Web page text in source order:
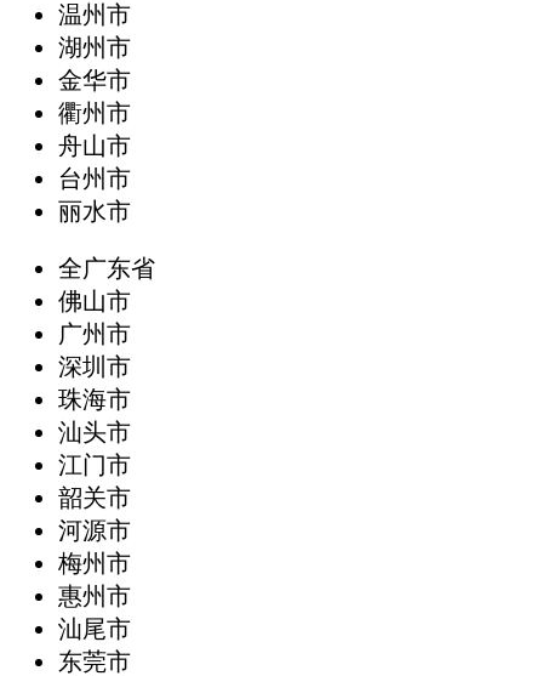
温州市
湖州市
金华市
衢州市
舟山市
台州市
丽水市
全广东省
‌佛山市
广州市
深圳市
珠海市
汕头市
江门市
韶关市
河源市
梅州市
惠州市
汕尾市
东莞市